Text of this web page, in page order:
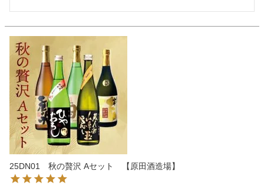
25DN01 秋の贅沢 Aセット 【原田酒造場】